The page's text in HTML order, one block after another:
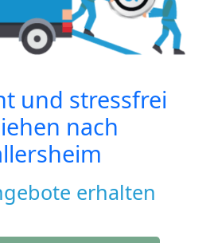
und stressfrei
nach
erhalten